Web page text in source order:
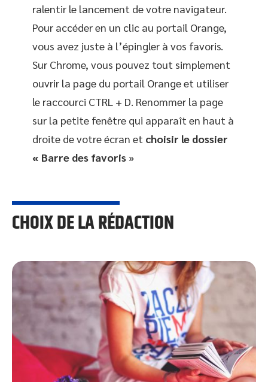
ralentir le lancement de votre navigateur.
Pour accéder en un clic au portail Orange,
vous avez juste à l’épingler à vos favoris.
Sur Chrome, vous pouvez tout simplement
ouvrir la page du portail Orange et utiliser
le raccourci CTRL + D. Renommer la page
sur la petite fenêtre qui apparaît en haut à
droite de votre écran et choisir le dossier
« Barre des favoris »
CHOIX DE LA RÉDACTION